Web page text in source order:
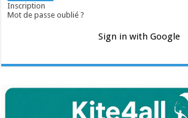
Inscription
Mot de passe oublié ?
Sign in with Google